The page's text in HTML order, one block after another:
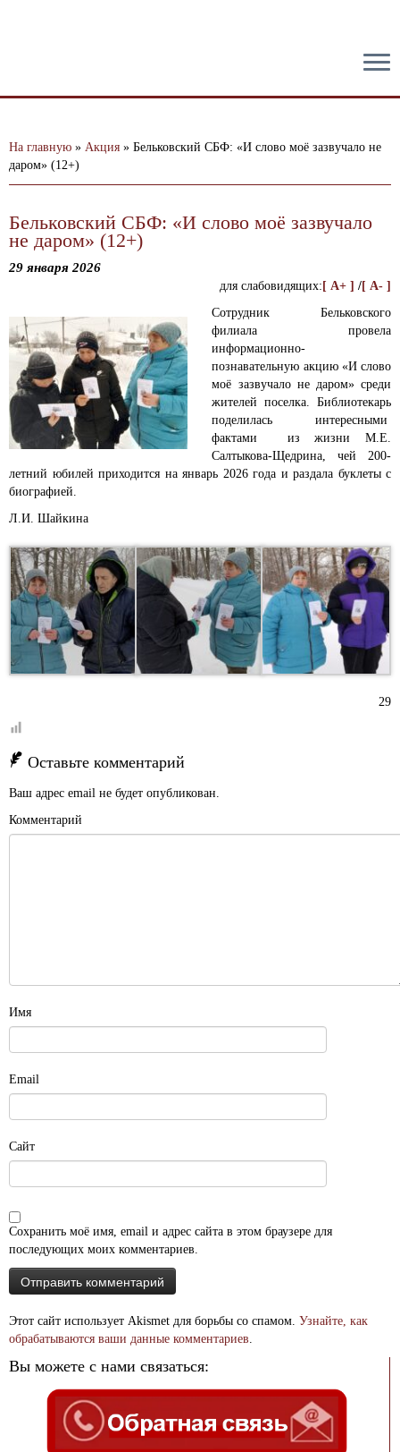
На главную » Акция » Бельковский СБФ: «И слово моё зазвучало не
даром» (12+)
Бельковский СБФ: «И слово моё зазвучало
не даром» (12+)
29 января 2026
для слабовидящих: [ A+ ] /[ A- ]
Сотрудник Бельковского
филиала провела
информационно-
познавательную акцию «И слово
моё зазвучало не даром» среди
жителей поселка. Библиотекарь
поделилась интересными
фактами из жизни М.Е.
Салтыкова-Щедрина, чей 200-
летний юбилей приходится на январь 2026 года и раздала буклеты с
биографией.
Л.И. Шайкина
29
Оставьте комментарий
Ваш адрес email не будет опубликован.
Комментарий
Имя
Email
Сайт
Сохранить моё имя, email и адрес сайта в этом браузере для
последующих моих комментариев.
Этот сайт использует Akismet для борьбы со спамом. Узнайте, как
обрабатываются ваши данные комментариев.
Вы можете с нами связаться: